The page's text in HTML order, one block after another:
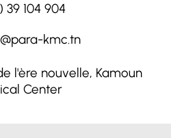
39 104 904
kmc.tn
l'ère nouvelle, Kamoun
Center